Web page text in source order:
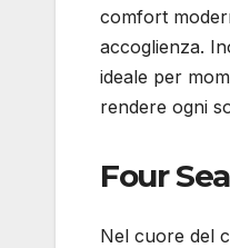
comfort
accoglienza.
ideale per
rendere ogni
Four
Nel cuore del